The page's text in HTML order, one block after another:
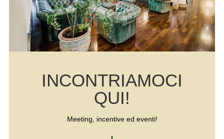
INCONTRIAMOCI
QUI!
Meeting, incentive ed eventi!